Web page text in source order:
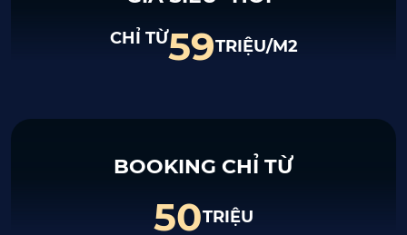
CHỈ TỪ59TRIỆU/M2
BOOKING CHỈ TỪ
50TRIỆU